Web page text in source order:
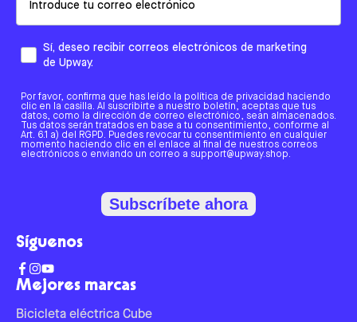
Mejores marcas
Bicicleta eléctrica Cube
Sí, deseo recibir correos electrónicos de marketing
de Upway.
Por favor, confirma que has leído la política de privacidad haciendo
clic en la casilla. Al suscribirte a nuestro boletín, aceptas que tus
datos, como la dirección de correo electrónico, sean almacenados.
Tus datos serán tratados en base a tu consentimiento, conforme al
Art. 6.1 a) del RGPD. Puedes revocar tu consentimiento en cualquier
momento haciendo clic en el enlace al final de nuestros correos
electrónicos o enviando un correo a support@upway.shop.
Subscríbete ahora
Síguenos